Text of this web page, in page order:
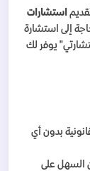
استشارات
إلى استشارة
يوفر لك
بدون أي
السهل على